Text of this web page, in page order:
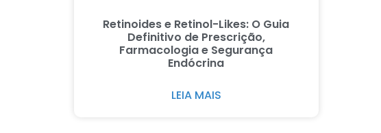
Retinoides e Retinol-Likes: O Guia
Definitivo de Prescrição,
Farmacologia e Segurança
Endócrina
LEIA MAIS